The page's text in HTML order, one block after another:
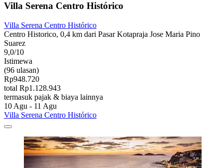
Villa Serena Centro Histórico
Villa Serena Centro Histórico
Centro Historico, 0,4 km dari Pasar Kotapraja Jose Maria Pino
Suarez
9,0/10
Istimewa
(96 ulasan)
Rp948.720
total Rp1.128.943
termasuk pajak & biaya lainnya
10 Agu - 11 Agu
Villa Serena Centro Histórico